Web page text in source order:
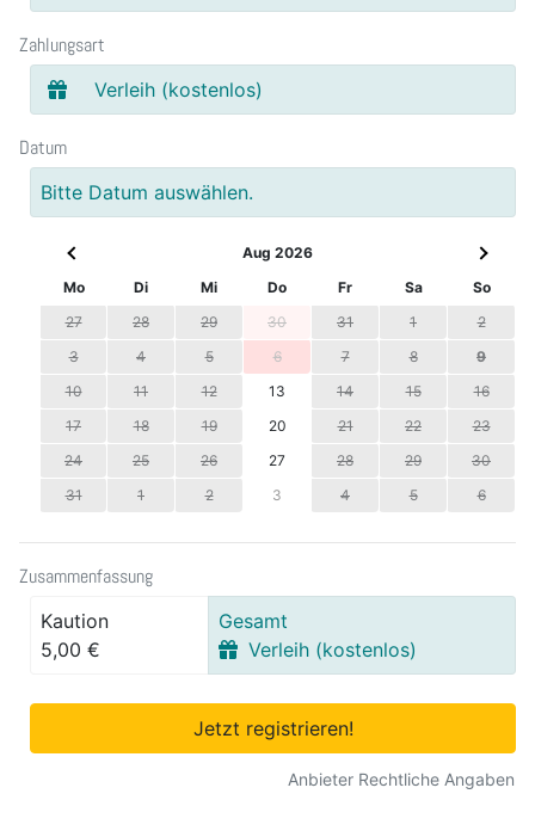
Zahlungsart
Verleih (kostenlos)
Datum
Bitte Datum auswählen.
Aug 2026
Mo
Di Mi Do Fr Sa
So
27
28 29 30 31 1
2
3
4 5 6 7 8
9
10
11 12 13 14 15
16
17
18 19 20 21 22
23
24
25 26 27 28 29
30
31
1 2 3 4 5 6
Zusammenfassung
Kaution
5,00 €
Gesamt
Verleih (kostenlos)
Jetzt registrieren!
Anbieter Rechtliche Angaben